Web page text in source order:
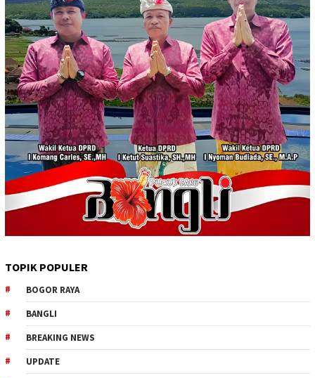
TOPIK POPULER
BOGOR RAYA
BANGLI
BREAKING NEWS
UPDATE